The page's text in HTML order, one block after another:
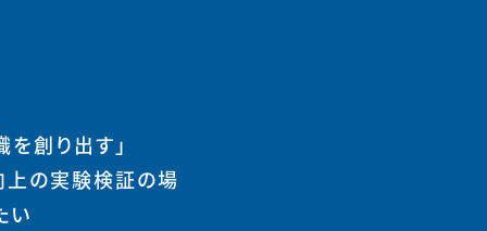
創り出す」
上の実験検証の場
い